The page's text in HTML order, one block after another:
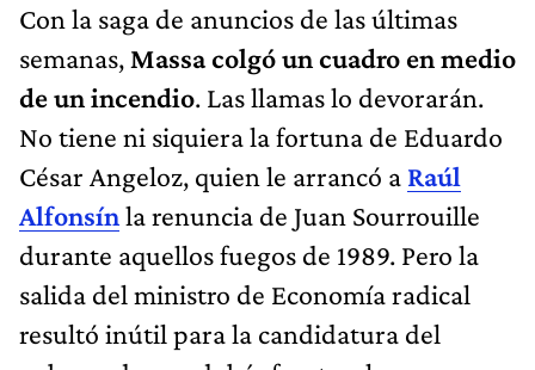
Con la saga de anuncios de las últimas
semanas, Massa colgó un cuadro en medio
de un incendio. Las llamas lo devorarán.
No tiene ni siquiera la fortuna de Eduardo
César Angeloz, quien le arrancó a Raúl
Alfonsínla renuncia de Juan Sourrouille
durante aquellos fuegos de 1989. Pero la
salida del ministro de Economía radical
resultó inútil para la candidatura del